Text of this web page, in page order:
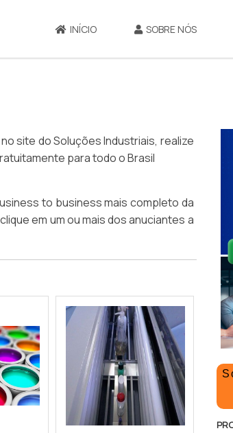
INÍCIO SOBRE NÓS
site do Soluções Industriais, realize
para todo o Brasil
to business mais completo da
em um ou mais dos anuciantes a